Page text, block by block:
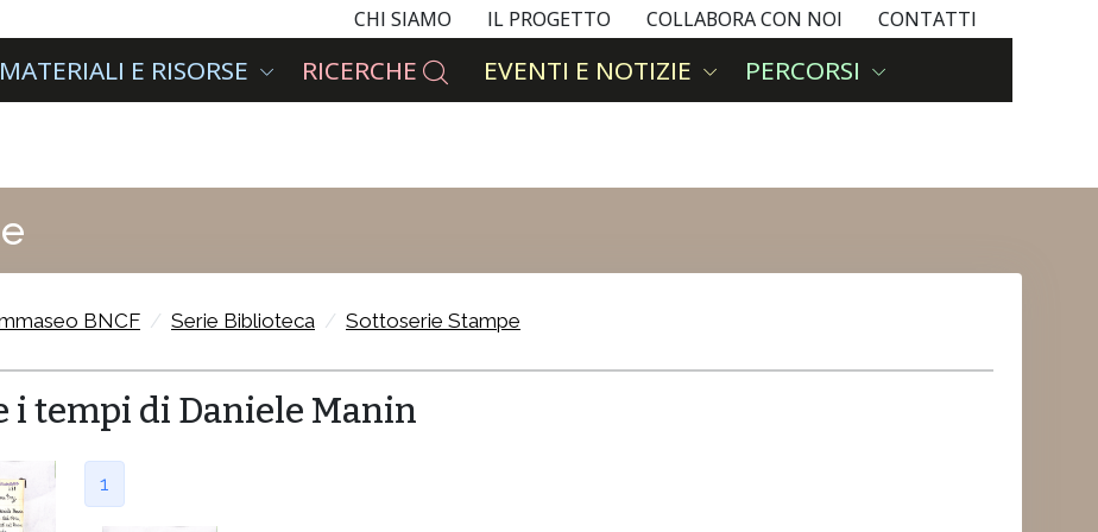
CHI SIAMO IL PROGETTO COLLABORA CON NOI CONTATTI
MATERIALI E RISORSE RICERCHE EVENTI E NOTIZIE PERCORSI
BNCF Serie Biblioteca Sottoserie Stampe
i tempi di Daniele Manin
1